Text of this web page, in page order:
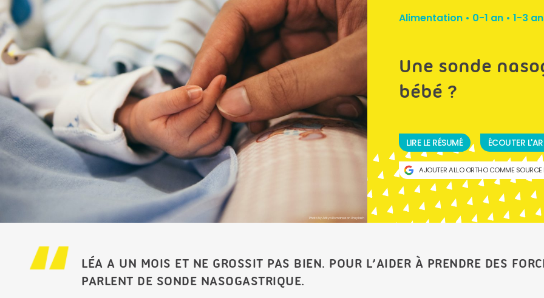
Photo by Aditya Romansa on Unsplash
Alimentation• 0-1 an• 1-3
Une sonde
bébé ?
LIRE LE RÉSUMÉ ÉCOUTER
AJOUTER ALLO ORTHO COMME SOURCE
LÉA A UN MOIS ET NE GROSSIT PAS BIEN. POUR L’AIDER À PRENDRE DES
PARLENT DE SONDE NASOGASTRIQUE.